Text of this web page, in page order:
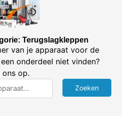
Terugslagkleppen
van je apparaat voor de
onderdeel niet vinden?
ons op.